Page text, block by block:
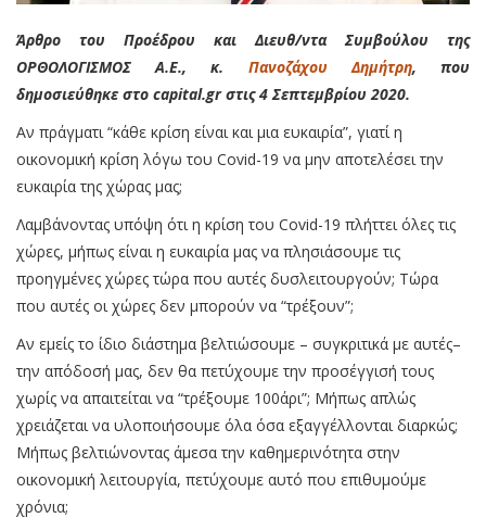
Άρθρο του Προέδρου και Διευθ/ντα Συμβούλου της
ΟΡΘΟΛΟΓΙΣΜΟΣ Α.Ε., κ. Πανοζάχου Δημήτρη, που
δημοσιεύθηκε στο capital.gr στις 4 Σεπτεμβρίου 2020.
Αν πράγματι “κάθε κρίση είναι και μια ευκαιρία”, γιατί η
οικονομική κρίση λόγω του Covid-19 να μην αποτελέσει την
ευκαιρία της χώρας μας;
Λαμβάνοντας υπόψη ότι η κρίση του Covid-19 πλήττει όλες τις
χώρες, μήπως είναι η ευκαιρία μας να πλησιάσουμε τις
προηγμένες χώρες τώρα που αυτές δυσλειτουργούν; Τώρα
που αυτές οι χώρες δεν μπορούν να “τρέξουν”;
Αν εμείς το ίδιο διάστημα βελτιώσουμε – συγκριτικά με αυτές–
την απόδοσή μας, δεν θα πετύχουμε την προσέγγισή τους
χωρίς να απαιτείται να “τρέξουμε 100άρι”; Μήπως απλώς
χρειάζεται να υλοποιήσουμε όλα όσα εξαγγέλλονται διαρκώς;
Μήπως βελτιώνοντας άμεσα την καθημερινότητα στην
οικονομική λειτουργία, πετύχουμε αυτό που επιθυμούμε
χρόνια;